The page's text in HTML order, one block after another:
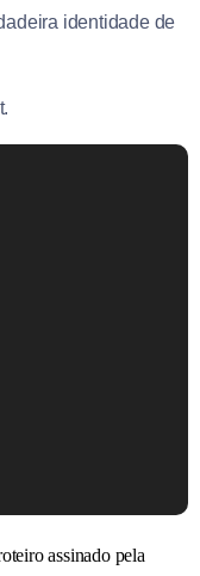
identidade de
assinado pela